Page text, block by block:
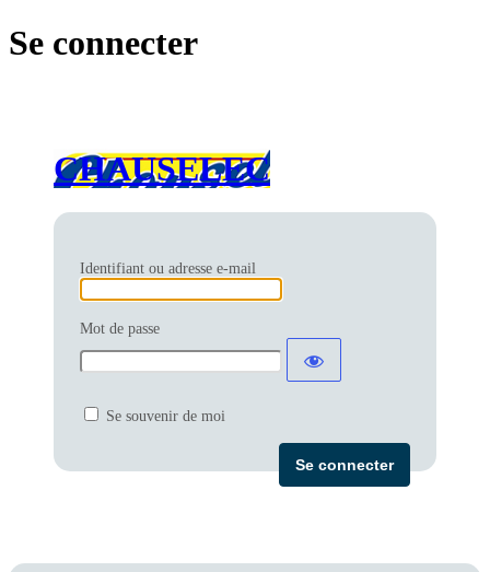
Se connecter
CHAUSELEC
Identifiant ou adresse e-mail
Mot de passe
Se souvenir de moi